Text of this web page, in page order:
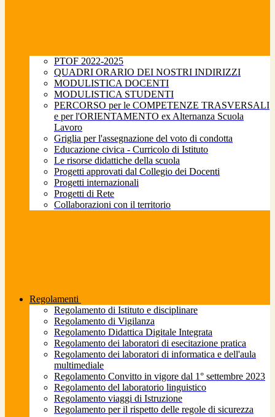
PTOF 2022-2025
QUADRI ORARIO DEI NOSTRI INDIRIZZI
MODULISTICA DOCENTI
MODULISTICA STUDENTI
PERCORSO per le COMPETENZE TRASVERSALI
e per l'ORIENTAMENTO ex Alternanza Scuola
Lavoro
Griglia per l'assegnazione del voto di condotta
Educazione civica - Curricolo di Istituto
Le risorse didattiche della scuola
Progetti approvati dal Collegio dei Docenti
Progetti internazionali
Progetti di Rete
Collaborazioni con il territorio
Regolamenti
Regolamento di Istituto e disciplinare
Regolamento di Vigilanza
Regolamento Didattica Digitale Integrata
Regolamento dei laboratori di esecitazione pratica
Regolamento dei laboratori di informatica e dell'aula
multimediale
Regolamento Convitto in vigore dal 1° settembre 2023
Regolamento del laboratorio linguistico
Regolamento viaggi di Istruzione
Regolamento per il rispetto delle regole di sicurezza